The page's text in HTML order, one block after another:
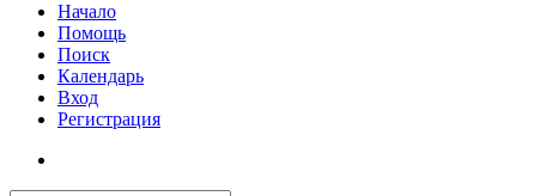
Начало
Помощь
Поиск
Календарь
Вход
Регистрация